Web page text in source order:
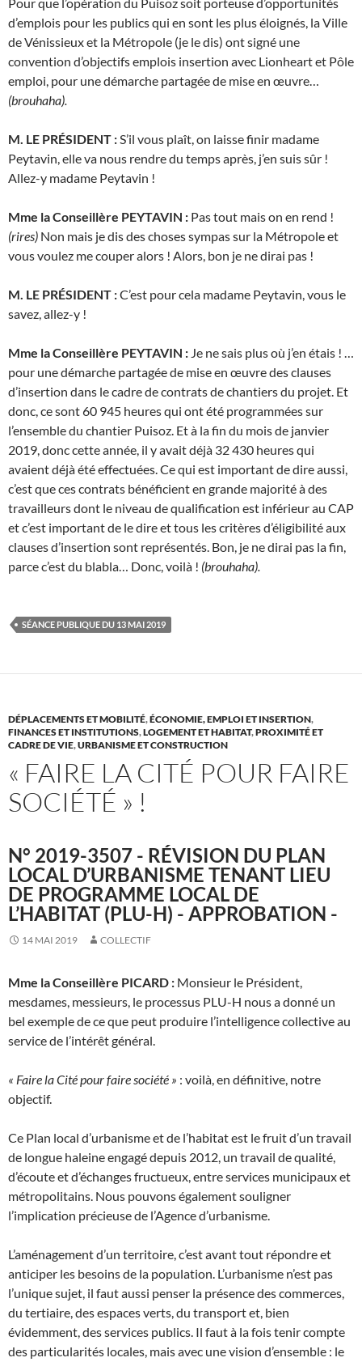
d’emplois pour les publics qui en sont les plus éloignés, la Ville
de Vénissieux et la Métropole (je le dis) ont signé une
convention d’objectifs emplois insertion avec Lionheart et Pôle
emploi, pour une démarche partagée de mise en œuvre…
(brouhaha).
M. LE PRÉSIDENT :S’il vous plaît, on laisse finir madame
Peytavin, elle va nous rendre du temps après, j’en suis sûr !
Allez-y madame Peytavin !
Mme la Conseillère PEYTAVIN : Pas tout mais on en rend !
(rires) Non mais je dis des choses sympas sur la Métropole et
vous voulez me couper alors ! Alors, bon je ne dirai pas !
M. LE PRÉSIDENT :C’est pour cela madame Peytavin, vous le
savez, allez-y !
Mme la Conseillère PEYTAVIN : Je ne sais plus où j’en étais ! …
pour une démarche partagée de mise en œuvre des clauses
d’insertion dans le cadre de contrats de chantiers du projet. Et
donc, ce sont 60 945 heures qui ont été programmées sur
l’ensemble du chantier Puisoz. Et à la fin du mois de janvier
2019, donc cette année, il y avait déjà 32 430 heures qui
avaient déjà été effectuées. Ce qui est important de dire aussi,
c’est que ces contrats bénéficient en grande majorité à des
travailleurs dont le niveau de qualification est inférieur au CAP
et c’est important de le dire et tous les critères d’éligibilité aux
clauses d’insertion sont représentés. Bon, je ne dirai pas la fin,
parce c’est du blabla… Donc, voilà ! (brouhaha).
SÉANCE PUBLIQUE DU 13 MAI 2019
DÉPLACEMENTS ET MOBILITÉ,ÉCONOMIE, EMPLOI ET INSERTION,
FINANCES ET INSTITUTIONS,LOGEMENT ET HABITAT,PROXIMITÉ ET
CADRE DE VIE,URBANISME ET CONSTRUCTION
« FAIRE LA CITÉ POUR FAIRE
SOCIÉTÉ » !
N° 2019-3507 - RÉVISION DU PLAN
LOCAL D’URBANISME TENANT LIEU
DE PROGRAMME LOCAL DE
L’HABITAT (PLU-H) - APPROBATION -
14 MAI 2019 COLLECTIF
Mme la Conseillère PICARD : Monsieur le Président,
mesdames, messieurs, le processus PLU-H nous a donné un
bel exemple de ce que peut produire l’intelligence collective au
service de l’intérêt général.
« Faire la Cité pour faire société » : voilà, en définitive, notre
objectif.
Ce Plan local d’urbanisme et de l’habitat est le fruit d’un travail
de longue haleine engagé depuis 2012, un travail de qualité,
d’écoute et d’échanges fructueux, entre services municipaux et
métropolitains. Nous pouvons également souligner
l’implication précieuse de l’Agence d’urbanisme.
L’aménagement d’un territoire, c’est avant tout répondre et
anticiper les besoins de la population. L’urbanisme n’est pas
l’unique sujet, il faut aussi penser la présence des commerces,
du tertiaire, des espaces verts, du transport et, bien
évidemment, des services publics. Il faut à la fois tenir compte
des particularités locales, mais avec une vision d’ensemble : le